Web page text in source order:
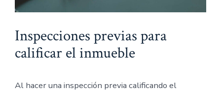
Inspecciones previas para
calificar el inmueble
Al hacer una inspección previa calificando el